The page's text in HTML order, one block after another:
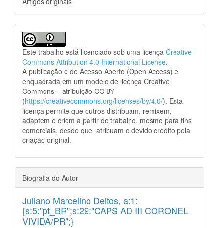
Este trabalho está licenciado sob uma licença Creative
Commons Attribution 4.0 International License.
A publicação é de Acesso Aberto (Open Access) e
enquadrada em um modelo de licença Creative
Commons – atribuição CC BY
(https://creativecommons.org/licenses/by/4.0/). Esta
licença permite que outros distribuam, remixem,
adaptem e criem a partir do trabalho, mesmo para fins
comerciais, desde que atribuam o devido crédito pela
criação original.
Biografia do Autor
Juliano Marcelino Deitos, a:1:
{s:5:"pt_BR";s:29:"CAPS AD III CORONEL
VIVIDA/PR";}